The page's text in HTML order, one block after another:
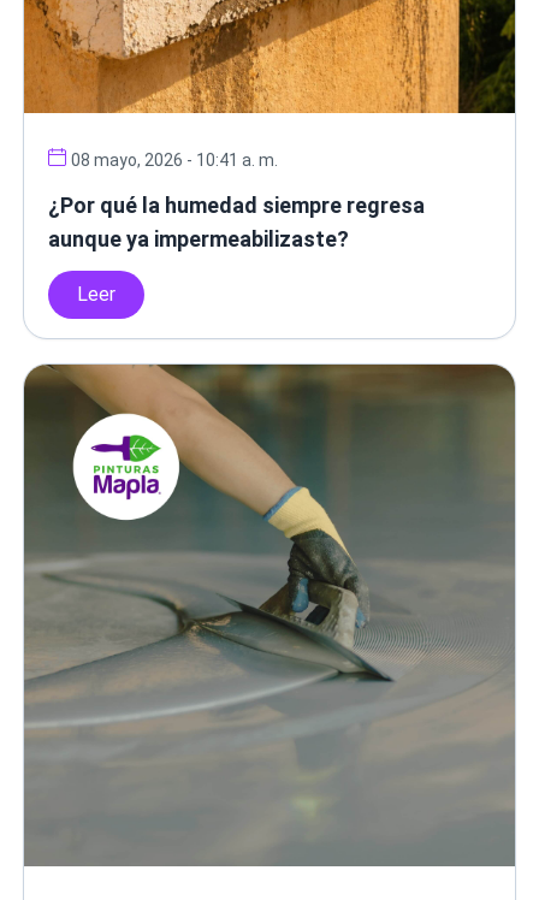
08 mayo, 2026 - 10:41 a. m.
¿Por qué la humedad siempre regresa
aunque ya impermeabilizaste?
Leer